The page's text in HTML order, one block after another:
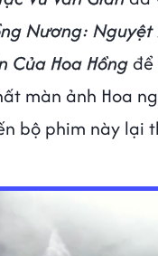
Nương: Nguyệt
Của Hoa Hồng
màn ảnh Hoa
bộ phim này lại